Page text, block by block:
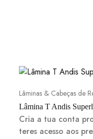
Lâminas & Cabeças de
Lâmina T Andis
Cria a tua conta
teres acesso aos